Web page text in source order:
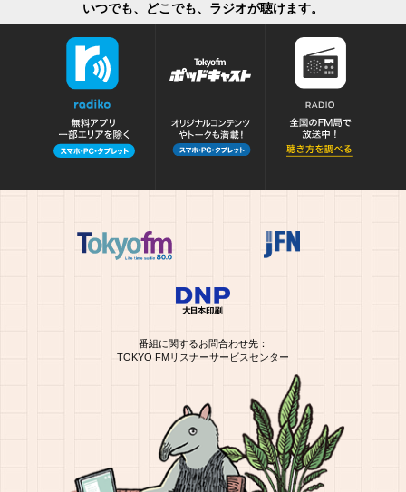
いつでも、どこでも、ラジオが聴けます。
番組に関するお問合わせ先：
TOKYO FMリスナーサービスセンター